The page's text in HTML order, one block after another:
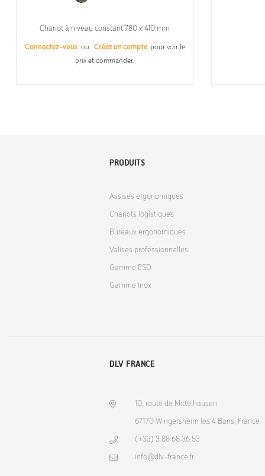
Chariot à niveau constant 780 x 410 mm
Connectez-vous ou Créez un compte pour voir le
prix et commander.
PRODUITS
Assises ergonomiques
Chariots logistiques
Bureaux ergonomiques
Valises professionnelles
Gamme ESD
Gamme Inox
DLV FRANCE
10, route de Mittelhausen
67170 Wingersheim les 4 Bans, France
(+33) 3 88 68 36 53
info@dlv-france.fr